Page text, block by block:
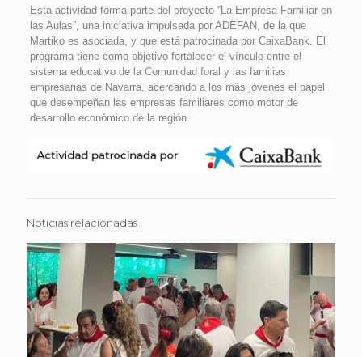
Esta actividad forma parte del proyecto “La Empresa Familiar en
las Aulas”, una iniciativa impulsada por ADEFAN, de la que
Martiko es asociada, y que está patrocinada por CaixaBank. El
programa tiene como objetivo fortalecer el vínculo entre el
sistema educativo de la Comunidad foral y las familias
empresarias de Navarra, acercando a los más jóvenes el papel
que desempeñan las empresas familiares como motor de
desarrollo económico de la región.
Noticias relacionadas